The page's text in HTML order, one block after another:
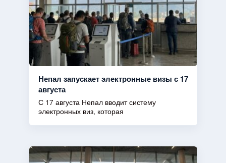
Непал запускает электронные визы с 17
августа
С 17 августа Непал вводит систему
электронных виз, которая